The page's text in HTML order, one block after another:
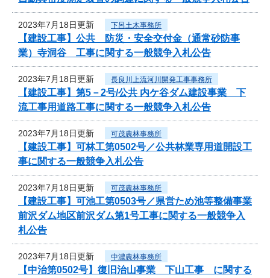
2023年7月18日更新 下呂土木事務所
【建設工事】公共 防災・安全交付金（通常砂防事
業）寺洞谷 工事に関する一般競争入札公告
2023年7月18日更新 長良川上流河川開発工事事務所
【建設工事】第5－2号/公共 内ケ谷ダム建設事業 下
流工事用道路工事に関する一般競争入札公告
2023年7月18日更新 可茂農林事務所
【建設工事】可林工第0502号／公共林業専用道開設工
事に関する一般競争入札公告
2023年7月18日更新 可茂農林事務所
【建設工事】可池工第0503号／県営ため池等整備事業
前沢ダム地区前沢ダム第1号工事に関する一般競争入
札公告
2023年7月18日更新 中濃農林事務所
【中治第0502号】復旧治山事業 下山工事 に関する